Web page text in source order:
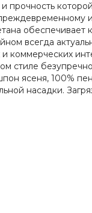
прочность
всегда
ясеня, 100%
насадки.